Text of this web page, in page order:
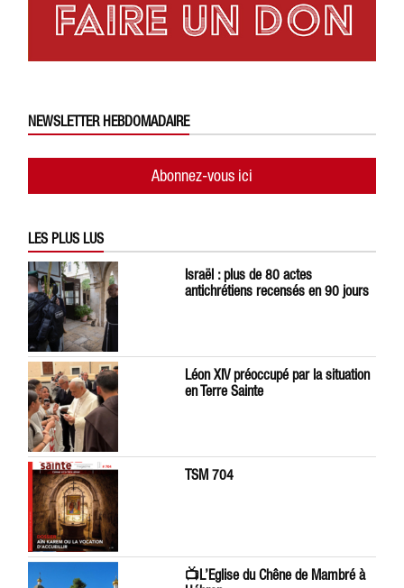
NEWSLETTER HEBDOMADAIRE
Abonnez-vous ici
LES PLUS LUS
Israël : plus de 80 actes
antichrétiens recensés en 90 jours
Léon XIV préoccupé par la situation
en Terre Sainte
TSM 704
📺L’Eglise du Chêne de Mambré à